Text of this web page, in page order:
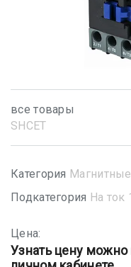
все товары
SHСET
Категория
Подкатегория На ток
Цена:
Узнать цену можно